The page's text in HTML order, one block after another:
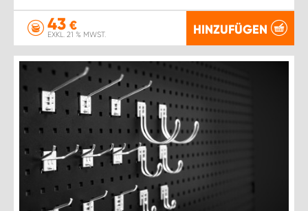
43 €
EXKL. 21 % MWST. HINZUFÜGEN